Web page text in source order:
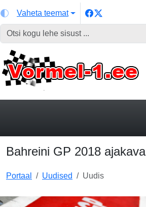
Vaheta teemat
Bahreini GP 2018 ajakava
Portaal Uudised Uudis